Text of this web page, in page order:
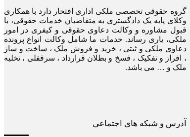
گروه حقوقی تخصصی ملکی اداری افتخار دارد با همکاری
وکلای پایه یک دادگستری به متقاضیان خدمات حقوقی، با
قبول مشاوره و وکالت دعاوی حقوقی و کیفری در امور
ملکی، یاری رساند. خدمات ما شامل وکالت انواع پرونده
دعاوی ملکی و ثبتی ، خرید و فروش ملک ، ساخت و ساز
، افراز و تفکیک ، فسخ و بطلان قرارداد ، سرقفلی ، تخلیه
ملک و … می باشد.
آدرس و شبکه های اجتماعی